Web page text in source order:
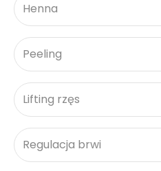
Henna
Peeling
Lifting rzęs
Regulacja brwi